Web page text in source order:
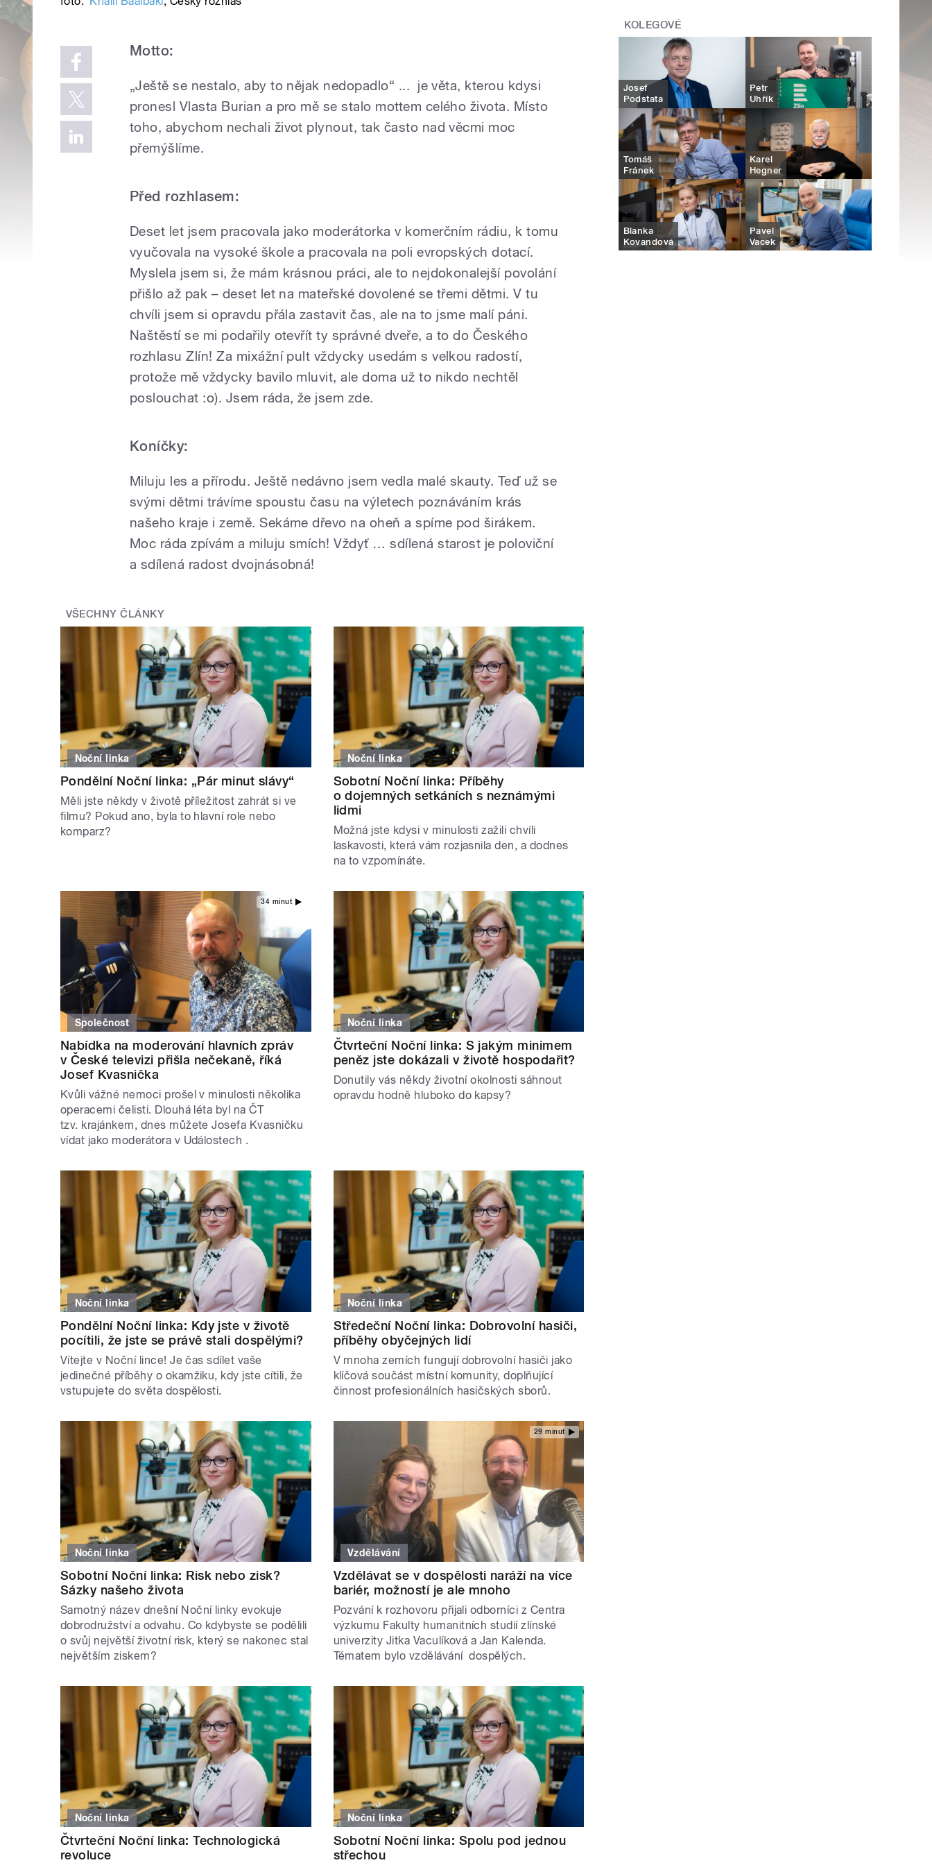
Motto:
„Ještě se nestalo, aby to nějak nedopadlo“ ... je věta, kterou kdysi
pronesl Vlasta Burian a pro mě se stalo mottem celého života. Místo
toho, abychom nechali život plynout, tak často nad věcmi moc
přemýšlíme.
Před rozhlasem:
Deset let jsem pracovala jako moderátorka v komerčním rádiu, k tomu
vyučovala na vysoké škole a pracovala na poli evropských dotací.
Myslela jsem si, že mám krásnou práci, ale to nejdokonalejší povolání
přišlo až pak – deset let na mateřské dovolené se třemi dětmi. V tu
chvíli jsem si opravdu přála zastavit čas, ale na to jsme malí páni.
Naštěstí se mi podařily otevřít ty správné dveře, a to do Českého
rozhlasu Zlín! Za mixážní pult vždycky usedám s velkou radostí,
protože mě vždycky bavilo mluvit, ale doma už to nikdo nechtěl
poslouchat :o). Jsem ráda, že jsem zde.
Koníčky:
Miluju les a přírodu. Ještě nedávno jsem vedla malé skauty. Teď už se
svými dětmi trávíme spoustu času na výletech poznáváním krás
našeho kraje i země. Sekáme dřevo na oheň a spíme pod širákem.
Moc ráda zpívám a miluju smích! Vždyť … sdílená starost je poloviční
a sdílená radost dvojnásobná!
VŠECHNY ČLÁNKY
Noční linka
Pondělní Noční linka: „Pár minut slávy“
Měli jste někdy v životě příležitost zahrát si ve
filmu? Pokud ano, byla to hlavní role nebo
komparz?
Noční linka
Sobotní Noční linka: Příběhy
o dojemných setkáních s neznámými
lidmi
Možná jste kdysi v minulosti zažili chvíli
laskavosti, která vám rozjasnila den, a dodnes
na to vzpomínáte.
34 minut
Společnost
Nabídka na moderování hlavních zpráv
v České televizi přišla nečekaně, říká
Josef Kvasnička
Kvůli vážné nemoci prošel v minulosti několika
operacemi čelisti. Dlouhá léta byl na ČT
tzv. krajánkem, dnes můžete Josefa Kvasničku
vídat jako moderátora v Událostech .
Noční linka
Čtvrteční Noční linka: S jakým minimem
peněz jste dokázali v životě hospodařit?
Donutily vás někdy životní okolnosti sáhnout
opravdu hodně hluboko do kapsy?
Noční linka
Pondělní Noční linka: Kdy jste v životě
pocítili, že jste se právě stali dospělými?
Vítejte v Noční lince! Je čas sdílet vaše
jedinečné příběhy o okamžiku, kdy jste cítili, že
vstupujete do světa dospělosti.
Noční linka
Středeční Noční linka: Dobrovolní hasiči,
příběhy obyčejných lidí
V mnoha zemích fungují dobrovolní hasiči jako
klíčová součást místní komunity, doplňující
činnost profesionálních hasičských sborů.
Noční linka
Sobotní Noční linka: Risk nebo zisk?
Sázky našeho života
Samotný název dnešní Noční linky evokuje
dobrodružství a odvahu. Co kdybyste se podělili
o svůj největší životní risk, který se nakonec stal
největším ziskem?
29 minut
Vzdělávání
Vzdělávat se v dospělosti naráží na více
bariér, možností je ale mnoho
Pozvání k rozhovoru přijali odborníci z Centra
výzkumu Fakulty humanitních studií zlínské
univerzity Jitka Vaculíková a Jan Kalenda.
Tématem bylo vzdělávání dospělých.
Noční linka
Čtvrteční Noční linka: Technologická
revoluce
Noční linka
Sobotní Noční linka: Spolu pod jednou
střechou
KOLEGOVÉ
Josef
Podstata
Petr
Uhřík
Tomáš
Fránek
Karel
Hegner
Blanka
Kovandová
Pavel
Vacek